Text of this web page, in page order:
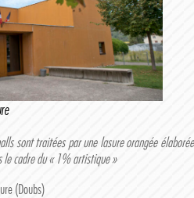
sont traitées par une lasure orangée élaborée
cadre du « 1% artistique »
(Doubs)